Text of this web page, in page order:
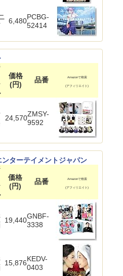
6,480PCBG-
52414
価格
(円)
品番 Amazonで検索
(アフィリエイト)
24,570ZMSY-
9592
ターテイメントジャパン
価格
(円)
品番 Amazonで検索
(アフィリエイト)
19,440GNBF-
3338
15,876KEDV-
0403